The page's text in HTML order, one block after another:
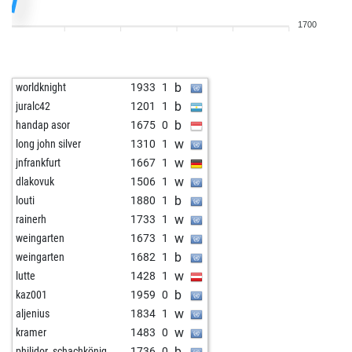
w
rasende roland 1494 b
rasende roland 1499 w
af202006 1509 1 w
zwerg 1775 w
sheenawins 1410 b
paard1 1791 b
ribel 1909 w
docsnyder_007 1818 b
ioannous 1594 b
halsen 1469 w
wismaraner 2117 b
ibohill 1445 1 w
cimba1961 1588 w
phydlibyrger 1471 1 b
1700
worldknight 1933 1 b
juralc42 1201 1 b
handap asor 1675 0 b
long john silver 1310 1 w
jnfrankfurt 1667 1 w
dlakovuk 1506 1 w
louti 1880 1 b
rainerh 1733 1 w
weingarten 1673 1 w
weingarten 1682 1 b
lutte 1428 1 w
kaz001 1959 0 b
aljenius 1834 1 w
kramer 1483 0 w